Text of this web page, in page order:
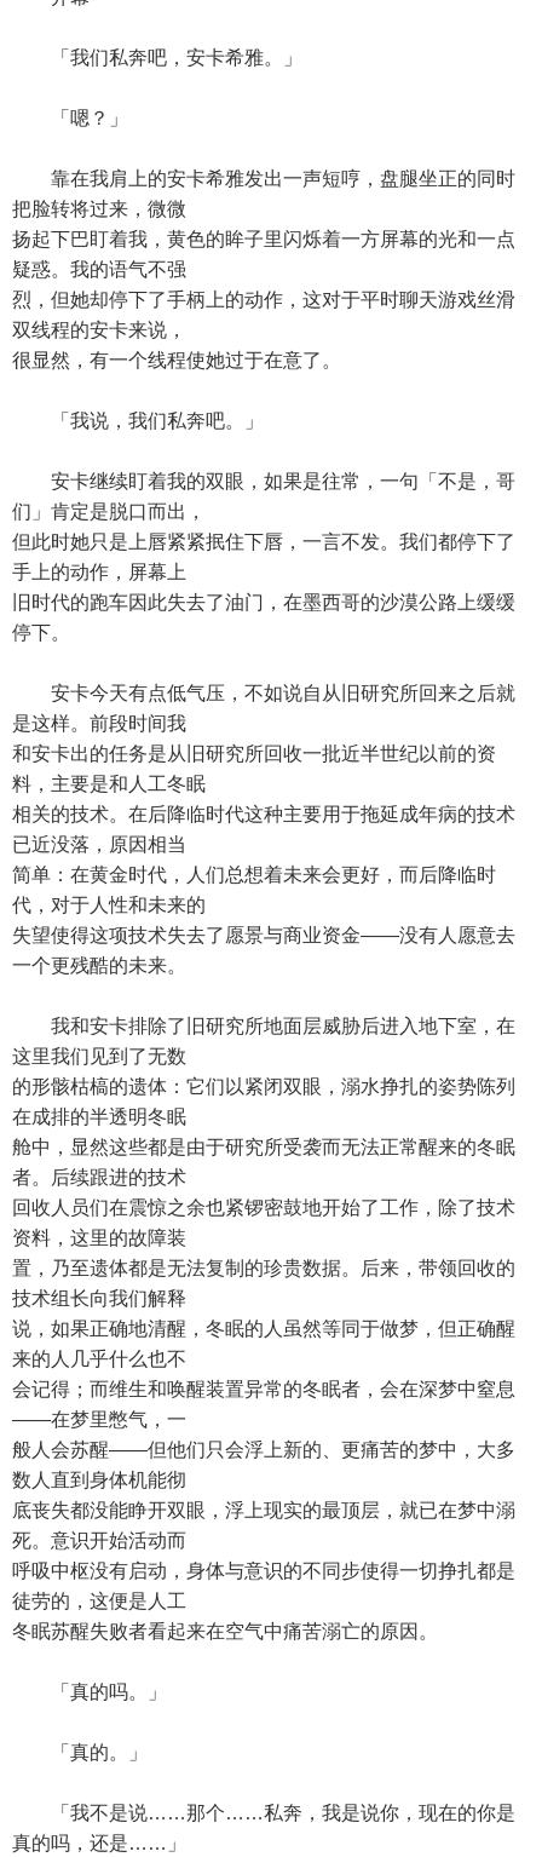
「我们私奔吧，安卡希雅。」
「嗯？」
靠在我肩上的安卡希雅发出一声短哼，盘腿坐正的同时
把脸转将过来，微微
扬起下巴盯着我，黄色的眸子里闪烁着一方屏幕的光和一点
疑惑。我的语气不强
烈，但她却停下了手柄上的动作，这对于平时聊天游戏丝滑
双线程的安卡来说，
很显然，有一个线程使她过于在意了。
「我说，我们私奔吧。」
安卡继续盯着我的双眼，如果是往常，一句「不是，哥
们」肯定是脱口而出，
但此时她只是上唇紧紧抿住下唇，一言不发。我们都停下了
手上的动作，屏幕上
旧时代的跑车因此失去了油门，在墨西哥的沙漠公路上缓缓
停下。
安卡今天有点低气压，不如说自从旧研究所回来之后就
是这样。前段时间我
和安卡出的任务是从旧研究所回收一批近半世纪以前的资
料，主要是和人工冬眠
相关的技术。在后降临时代这种主要用于拖延成年病的技术
已近没落，原因相当
简单：在黄金时代，人们总想着未来会更好，而后降临时
代，对于人性和未来的
失望使得这项技术失去了愿景与商业资金——没有人愿意去
一个更残酷的未来。
我和安卡排除了旧研究所地面层威胁后进入地下室，在
这里我们见到了无数
的形骸枯槁的遗体：它们以紧闭双眼，溺水挣扎的姿势陈列
在成排的半透明冬眠
舱中，显然这些都是由于研究所受袭而无法正常醒来的冬眠
者。后续跟进的技术
回收人员们在震惊之余也紧锣密鼓地开始了工作，除了技术
资料，这里的故障装
置，乃至遗体都是无法复制的珍贵数据。后来，带领回收的
技术组长向我们解释
说，如果正确地清醒，冬眠的人虽然等同于做梦，但正确醒
来的人几乎什么也不
会记得；而维生和唤醒装置异常的冬眠者，会在深梦中窒息
——在梦里憋气，一
般人会苏醒——但他们只会浮上新的、更痛苦的梦中，大多
数人直到身体机能彻
底丧失都没能睁开双眼，浮上现实的最顶层，就已在梦中溺
死。意识开始活动而
呼吸中枢没有启动，身体与意识的不同步使得一切挣扎都是
徒劳的，这便是人工
冬眠苏醒失败者看起来在空气中痛苦溺亡的原因。
「真的吗。」
「真的。」
「我不是说……那个……私奔，我是说你，现在的你是
真的吗，还是……」